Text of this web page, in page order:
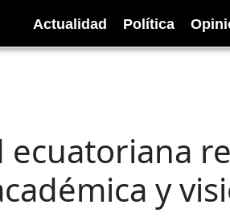
Actualidad Política
ecuatoriana
y